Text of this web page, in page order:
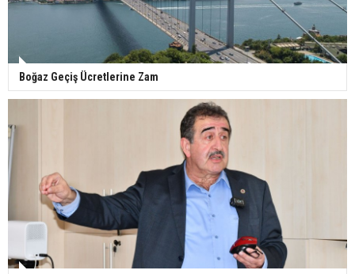
Boğaz Geçiş Ücretlerine Zam